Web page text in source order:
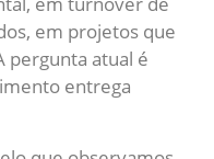
em projetos que
pergunta atual é
entrega